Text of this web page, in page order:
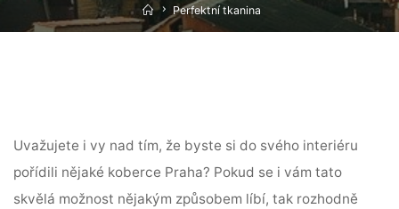
HomePerfektní tkanina
Uvažujete i vy nad tím, že byste si do svého interiéru
pořídili nějaké koberce Praha? Pokud se i vám tato
skvělá možnost nějakým způsobem líbí, tak rozhodně